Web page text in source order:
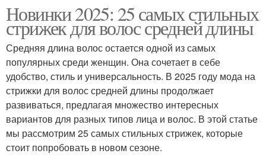
Новинки 2025: 25 самых стильных
стрижек для волос средней длины
Средняя длина волос остается одной из самых
популярных среди женщин. Она сочетает в себе
удобство, стиль и универсальность. В 2025 году мода на
стрижки для волос средней длины продолжает
развиваться, предлагая множество интересных
вариантов для разных типов лица и волос. В этой статье
мы рассмотрим 25 самых стильных стрижек, которые
стоит попробовать в новом сезоне.